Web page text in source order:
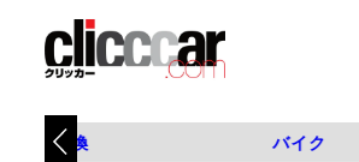
タイヤ交換 バイク